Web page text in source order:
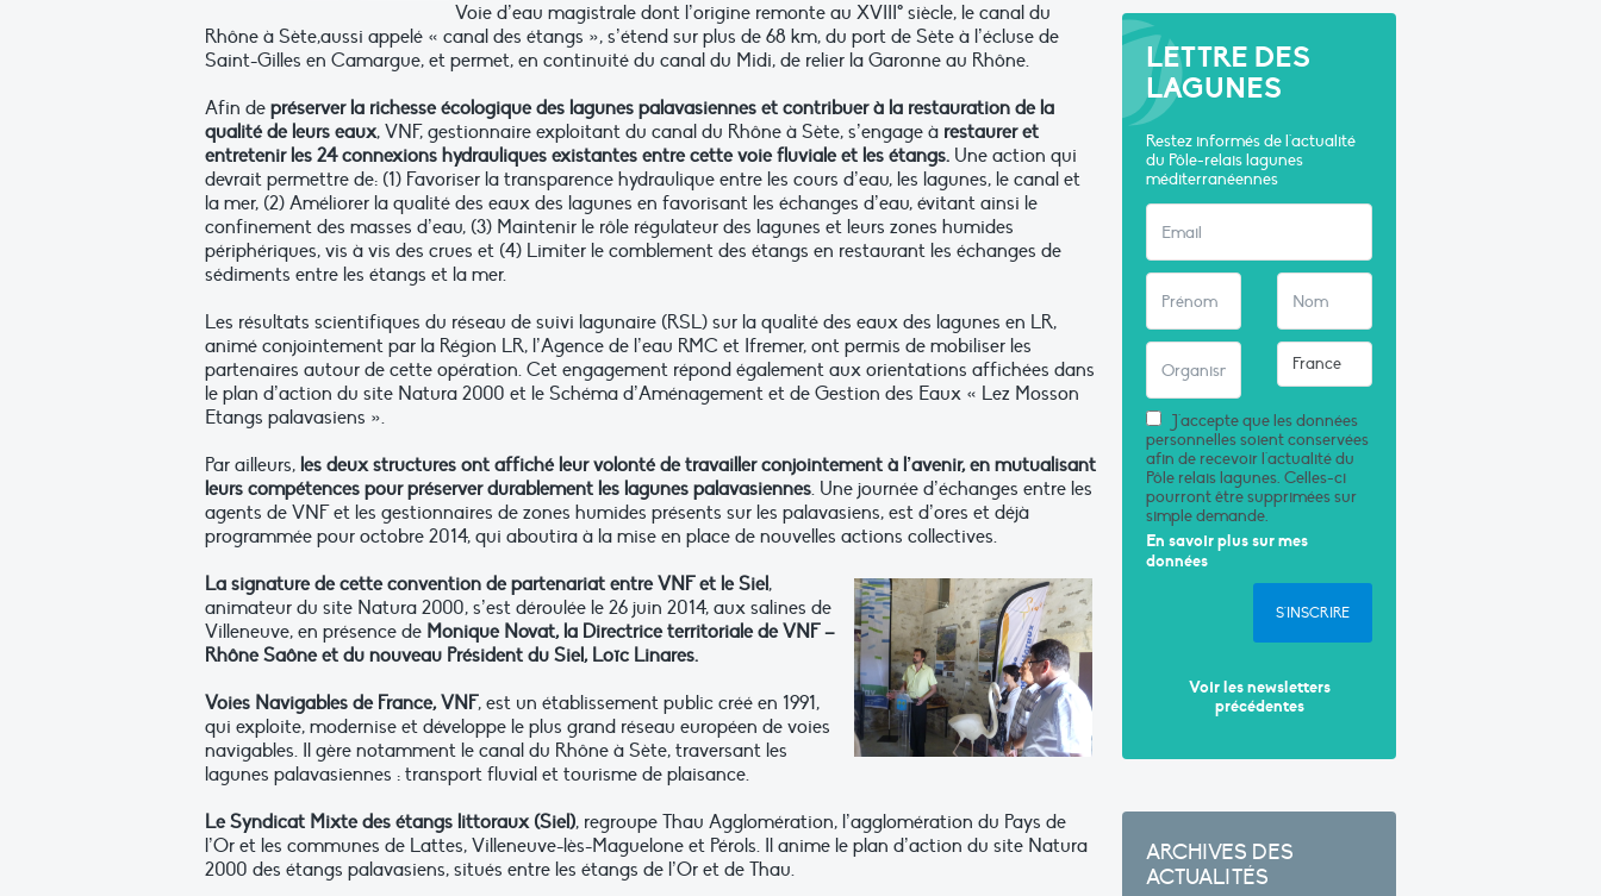
Voie d’eau magistrale dont l’origine remonte au XVIII° siècle, le canal du
Rhône à Sète,aussi appelé « canal des étangs », s’étend sur plus de 68 km, du port de Sète à l’écluse de
Saint-Gilles en Camargue, et permet, en continuité du canal du Midi, de relier la Garonne au Rhône.
Afin de préserver la richesse écologique des lagunes palavasiennes et contribuer à la restauration de la
qualité de leurs eaux, VNF, gestionnaire exploitant du canal du Rhône à Sète, s’engage à restaurer et
entretenir les 24 connexions hydrauliques existantes entre cette voie fluviale et les étangs. Une action qui
devrait permettre de: (1) Favoriser la transparence hydraulique entre les cours d’eau, les lagunes, le canal et
la mer, (2) Améliorer la qualité des eaux des lagunes en favorisant les échanges d’eau, évitant ainsi le
confinement des masses d’eau, (3) Maintenir le rôle régulateur des lagunes et leurs zones humides
périphériques, vis à vis des crues et (4) Limiter le comblement des étangs en restaurant les échanges de
sédiments entre les étangs et la mer.
Les résultats scientifiques du réseau de suivi lagunaire (RSL) sur la qualité des eaux des lagunes en LR,
animé conjointement par la Région LR, l’Agence de l’eau RMC et Ifremer, ont permis de mobiliser les
partenaires autour de cette opération. Cet engagement répond également aux orientations affichées dans
le plan d’action du site Natura 2000 et le Schéma d’Aménagement et de Gestion des Eaux « Lez Mosson
Etangs palavasiens ».
Par ailleurs, les deux structures ont affiché leur volonté de travailler conjointement à l’avenir, en mutualisant
leurs compétences pour préserver durablement les lagunes palavasiennes. Une journée d’échanges entre les
agents de VNF et les gestionnaires de zones humides présents sur les palavasiens, est d’ores et déjà
programmée pour octobre 2014, qui aboutira à la mise en place de nouvelles actions collectives.
La signature de cette convention de partenariat entre VNF et le Siel,
animateur du site Natura 2000, s’est déroulée le 26 juin 2014, aux salines de
Villeneuve, en présence de Monique Novat, la Directrice territoriale de VNF –
Rhône Saône et du nouveau Président du Siel, Loïc Linares.
Voies Navigables de France, VNF, est un établissement public créé en 1991,
qui exploite, modernise et développe le plus grand réseau européen de voies
navigables. Il gère notamment le canal du Rhône à Sète, traversant les
lagunes palavasiennes : transport fluvial et tourisme de plaisance.
Le Syndicat Mixte des étangs littoraux (Siel), regroupe Thau Agglomération, l’agglomération du Pays de
l’Or et les communes de Lattes, Villeneuve-lès-Maguelone et Pérols. Il anime le plan d’action du site Natura
2000 des étangs palavasiens, situés entre les étangs de l’Or et de Thau.
LETTRE DES
LAGUNES
Restez informés de l'actualité
du Pôle-relais lagunes
méditerranéennes
J'accepte que les données
personnelles soient conservées
afin de recevoir l'actualité du
Pôle relais lagunes. Celles-ci
pourront être supprimées sur
simple demande.
En savoir plus sur mes
données
S'INSCRIRE
Voir les newsletters
précédentes
ARCHIVES DES
ACTUALITÉS